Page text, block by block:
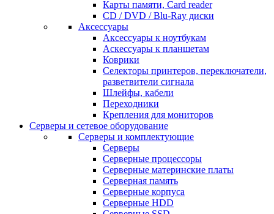
Карты памяти, Card reader
CD / DVD / Blu-Ray диски
Аксессуары
Аксессуары к ноутбукам
Аскессуары к планшетам
Коврики
Селекторы принтеров, переключатели,
разветвители сигнала
Шлейфы, кабели
Переходники
Крепления для мониторов
Серверы и сетевое оборудование
Серверы и комплектующие
Серверы
Серверные процессоры
Серверные материнские платы
Серверная память
Серверные корпуса
Серверные HDD